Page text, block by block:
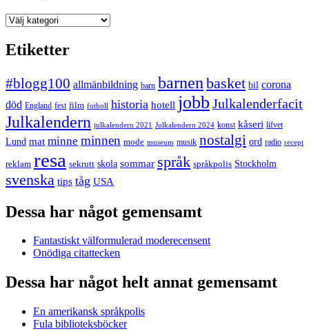
Kategorier
Etiketter
#blogg100 allmänbildning barn barnen basket bil corona
död England fest film fotboll historia hotell jobb Julkalenderfacit
Julkalendern julkalendern 2021 Julkalendern 2024 konst kåseri lifvet
Lund mat minne minnen mode museum musik nostalgi ord radio recept
reklam resa sekrutt skola sommar språk språkpolis Stockholm
svenska tips tåg USA
Dessa har något gemensamt
Fantastiskt välformulerad moderecensent
Onödiga citattecken
Dessa har något helt annat gemensamt
En amerikansk språkpolis
Fula biblioteksböcker